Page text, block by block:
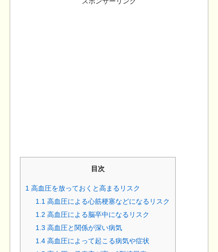
目次
1 高血圧を放っておくと高まるリスク
1.1 高血圧による心筋梗塞などになるリスク
1.2 高血圧による脳卒中になるリスク
1.3 高血圧と関係が深い病気
1.4 高血圧によって起こる病気や症状